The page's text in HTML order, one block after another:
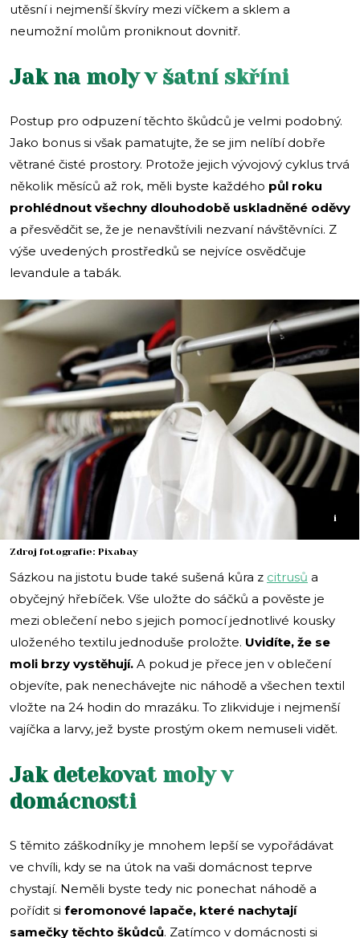
utěsní i nejmenší škvíry mezi víčkem a sklem a
neumožní molům proniknout dovnitř.
Jak na moly v šatní skříni
Postup pro odpuzení těchto škůdců je velmi podobný.
Jako bonus si však pamatujte, že se jim nelíbí dobře
větrané čisté prostory. Protože jejich vývojový cyklus trvá
několik měsíců až rok, měli byste každého půl roku
prohlédnout všechny dlouhodobě uskladněné oděvy
a přesvědčit se, že je nenavštívili nezvaní návštěvníci. Z
výše uvedených prostředků se nejvíce osvědčuje
levandule a tabák.
i
Zdroj fotografie: Pixabay
Sázkou na jistotu bude také sušená kůra z citrusů a
obyčejný hřebíček. Vše uložte do sáčků a pověste je
mezi oblečení nebo s jejich pomocí jednotlivé kousky
uloženého textilu jednoduše proložte. Uvidíte, že se
moli brzy vystěhují. A pokud je přece jen v oblečení
objevíte, pak nenechávejte nic náhodě a všechen textil
vložte na 24 hodin do mrazáku. To zlikviduje i nejmenší
vajíčka a larvy, jež byste prostým okem nemuseli vidět.
Jak detekovat moly v
domácnosti
S těmito záškodníky je mnohem lepší se vypořádávat
ve chvíli, kdy se na útok na vaši domácnost teprve
chystají. Neměli byste tedy nic ponechat náhodě a
pořídit si feromonové lapače, které nachytají
samečky těchto škůdců. Zatímco v domácnosti si